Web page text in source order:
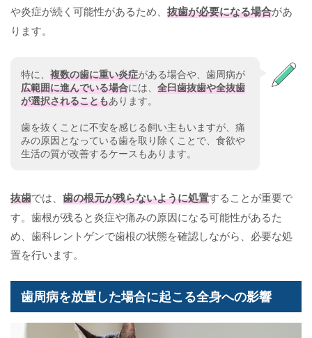
や炎症が続く可能性があるため、 抜歯が必要になる場合があ
ります。
特に、 複数の歯に重い炎症がある場合や、歯周病が
広範囲に進んでいる場合には、 全臼歯抜歯や全抜歯
が選択されることもあります。
歯を抜くことに不安を感じる飼い主もいますが、痛
みの原因となっている歯を取り除くことで、食欲や
生活の質が改善するケースもあります。
抜歯では、 歯の根元が残らないように処置することが重要で
す。歯根が残ると炎症や痛みの原因になる可能性があるた
め、歯科レントゲンで歯根の状態を確認しながら、必要な処
置を行います。
歯周病を放置した場合に起こる全身への影響